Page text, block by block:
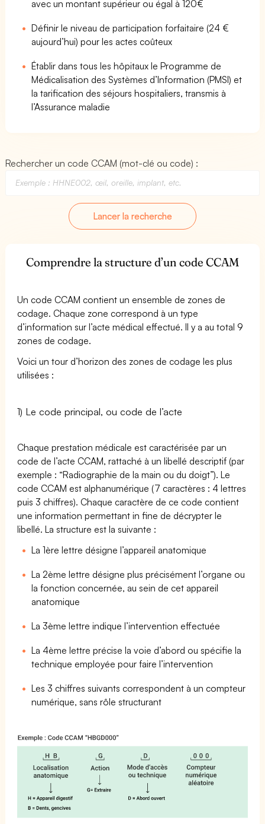
avec un montant supérieur ou égal à 120€
Définir le niveau de participation forfaitaire (24 €
aujourd’hui) pour les actes coûteux
Établir dans tous les hôpitaux le Programme de
Médicalisation des Systèmes d’Information (PMSI) et
la tarification des séjours hospitaliers, transmis à
l’Assurance maladie
Rechercher un code CCAM (mot-clé ou code) :
Lancer la recherche
Comprendre la structure d’un code CCAM
Un code CCAM contient un ensemble de zones de
codage. Chaque zone correspond à un type
d’information sur l’acte médical effectué. Il y a au total 9
zones de codage.
Voici un tour d’horizon des zones de codage les plus
utilisées :
1) Le code principal, ou code de l’acte
Chaque prestation médicale est caractérisée par un
code de l’acte CCAM, rattaché à un libellé descriptif (par
exemple : “Radiographie de la main ou du doigt”). Le
code CCAM est alphanumérique (7 caractères : 4 lettres
puis 3 chiffres). Chaque caractère de ce code contient
une information permettant in fine de décrypter le
libellé. La structure est la suivante :
La 1ère lettre désigne l’appareil anatomique
La 2ème lettre désigne plus précisément l’organe ou
la fonction concernée, au sein de cet appareil
anatomique
La 3ème lettre indique l’intervention effectuée
La 4ème lettre précise la voie d’abord ou spécifie la
technique employée pour faire l’intervention
Les 3 chiffres suivants correspondent à un compteur
numérique, sans rôle structurant